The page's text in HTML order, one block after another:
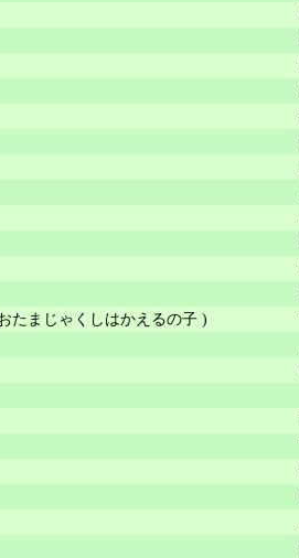
たまじゃくしはかえるの子 )